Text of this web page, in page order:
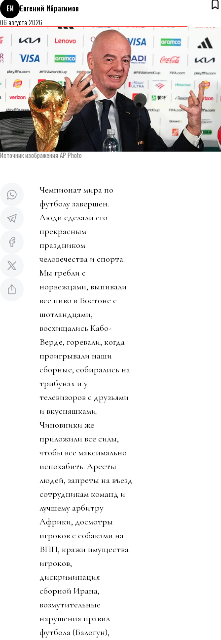
ЕИ
Евгений Ибрагимов
06 августа 2026
Источник изображения AP Photo
Чемпионат мира по
футболу завершен.
Люди сделали его
прекрасным
праздником
человечества и спорта.
Мы гребли с
норвежцами, выпивали
все пиво в Бостоне с
шотландцами,
восхищались Кабо-
Верде, горевали, когда
проигрывали наши
сборные, собирались на
трибунах и у
телевизоров с друзьями
и вкусняшками.
Чиновники же
приложили все силы,
чтобы все максимально
испохабить. Аресты
людей, запреты на въезд
сотрудникам команд и
лучшему арбитру
Африки, досмотры
игроков с собаками на
ВПП, кражи имущества
игроков,
дискриминация
сборной Ирана,
возмутительные
нарушения правил
футбола (Балогун),